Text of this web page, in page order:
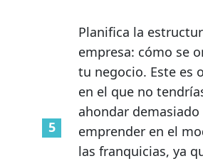
Planifica la
empresa: cómo se
tu negocio. Este es
en el que no
ahondar demasiado
emprender en el
las franquicias, ya